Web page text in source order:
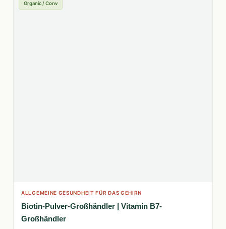
Organic / Conv
ALLGEMEINE GESUNDHEIT FÜR DAS GEHIRN
Biotin-Pulver-Großhändler | Vitamin B7-
Großhändler